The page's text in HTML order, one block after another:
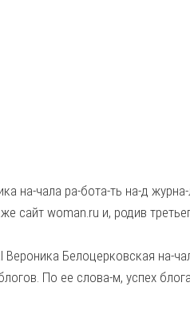
на-чала ра-бота-ть на-д
сайт woman.ru и, родив
Белоцерковская на-
По ее слова-м, успех